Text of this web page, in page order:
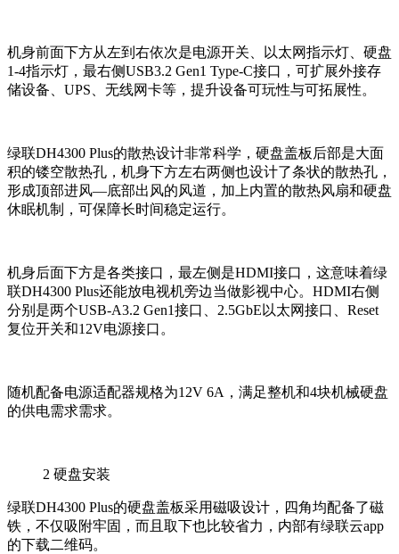
机身前面下方从左到右依次是电源开关、以太网指示灯、硬盘
1-4指示灯，最右侧USB3.2 Gen1 Type-C接口，可扩展外接存
储设备、UPS、无线网卡等，提升设备可玩性与可拓展性。
绿联DH4300 Plus的散热设计非常科学，硬盘盖板后部是大面
积的镂空散热孔，机身下方左右两侧也设计了条状的散热孔，
形成顶部进风—底部出风的风道，加上内置的散热风扇和硬盘
休眠机制，可保障长时间稳定运行。
机身后面下方是各类接口，最左侧是HDMI接口，这意味着绿
联DH4300 Plus还能放电视机旁边当做影视中心。HDMI右侧
分别是两个USB-A3.2 Gen1接口、2.5GbE以太网接口、Reset
复位开关和12V电源接口。
随机配备电源适配器规格为12V 6A，满足整机和4块机械硬盘
的供电需求需求。
2 硬盘安装
绿联DH4300 Plus的硬盘盖板采用磁吸设计，四角均配备了磁
铁，不仅吸附牢固，而且取下也比较省力，内部有绿联云app
的下载二维码。